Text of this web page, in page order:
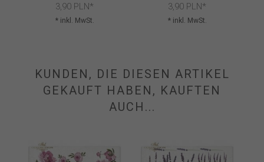
3,90 PLN*
* inkl. MwSt.
3,90 PLN*
* inkl. MwSt.
KUNDEN, DIE DIESEN ARTIKEL
GEKAUFT HABEN, KAUFTEN
AUCH...